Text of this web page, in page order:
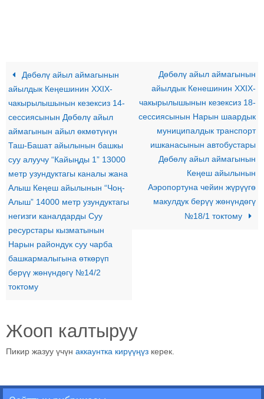
Дөбөлү айыл аймагынын
айылдык Кеңешинин XXIX-
чакырылышынын кезексиз 14-
сессиясынын Дөбөлү айыл
аймагынын айыл өкмөтүнүн
Таш-Башат айылынын башкы
суу алуучу “Кайыңды 1” 13000
метр узундуктагы каналы жана
Алыш Кеңеш айылынын “Чоң-
Алыш” 14000 метр узундуктагы
негизги каналдарды Суу
ресурстары кызматынын
Нарын райондук суу чарба
башкармалыгына өткөрүп
берүү жөнүндөгү №14/2
токтому
Дөбөлү айыл аймагынын
айылдык Кенешинин XXIX-
чакырылышынын кезексиз 18-
сессиясынын Нарын шаардык
муниципалдык транспорт
ишканасынын автобустары
Дөбөлү айыл аймагынын
Кеңеш айылынын
Аэропортуна чейин жүрүүгө
макулдук берүү жөнүндөгү
№18/1 токтому
Жооп калтыруу
Пикир жазуу үчүн аккаунтка кирүүңүз керек.